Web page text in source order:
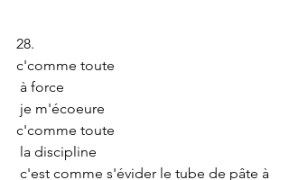
28.
c'comme toute
à force
je m'écoeure
c'comme toute
la discipline